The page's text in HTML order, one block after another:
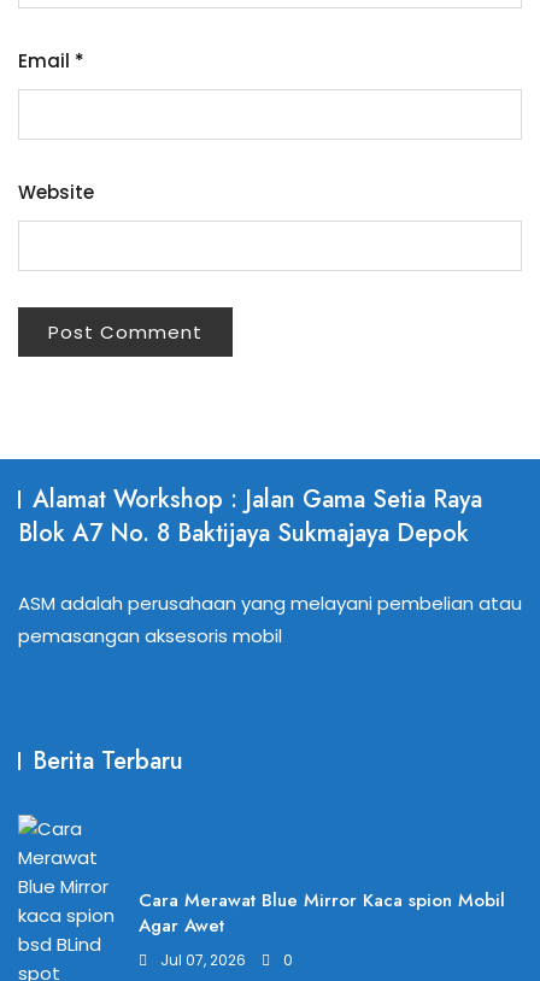
Email *
Website
Alamat Workshop : Jalan Gama Setia Raya
Blok A7 No. 8 Baktijaya Sukmajaya Depok
ASM adalah perusahaan yang melayani pembelian atau
pemasangan aksesoris mobil
Berita Terbaru
Cara Merawat Blue Mirror Kaca spion Mobil
Agar Awet
Jul 07, 2026 0